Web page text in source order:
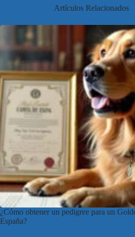
Artículos Relacionados
¿Cómo obtener un pedigree para un
España?